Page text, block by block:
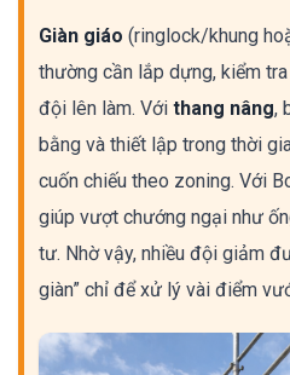
Giàn giáo (ringlock/khung
thường cần lắp dựng, kiểm
đội lên làm. Với thang nâng,
bằng và thiết lập trong thời
cuốn chiếu theo zoning. Với
giúp vượt chướng ngại như
tư. Nhờ vậy, nhiều đội giảm
giàn” chỉ để xử lý vài điểm